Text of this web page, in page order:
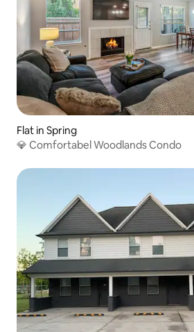
Flat in Spring
💎 Comfortabel Woodlands Condo